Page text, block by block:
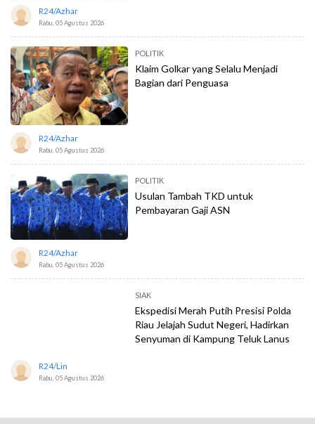
R24/azhar
Rabu, 05 Agustus 2026
POLITIK
Klaim Golkar yang Selalu Menjadi
Bagian dari Penguasa
R24/azhar
Rabu, 05 Agustus 2026
POLITIK
Usulan Tambah TKD untuk
Pembayaran Gaji ASN
R24/azhar
Rabu, 05 Agustus 2026
SIAK
Ekspedisi Merah Putih Presisi Polda
Riau Jelajah Sudut Negeri, Hadirkan
Senyuman di Kampung Teluk Lanus
R24/lin
Rabu, 05 Agustus 2026